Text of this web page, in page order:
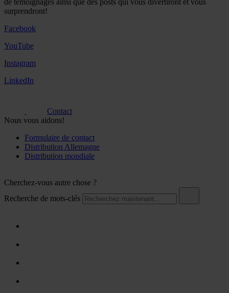
surprendront!
Facebook
YouTube
Instagram
LinkedIn
Contact
Nous vous aidons!
Formulaire de contact
Distribution Allemagne
Distribution mondiale
Cherchez-vous autre chose ?
Recherche de mots-clés